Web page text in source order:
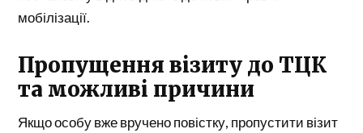
мобілізації.
Пропущення візиту до ТЦК
та можливі причини
Якщо особу вже вручено повістку, пропустити візит